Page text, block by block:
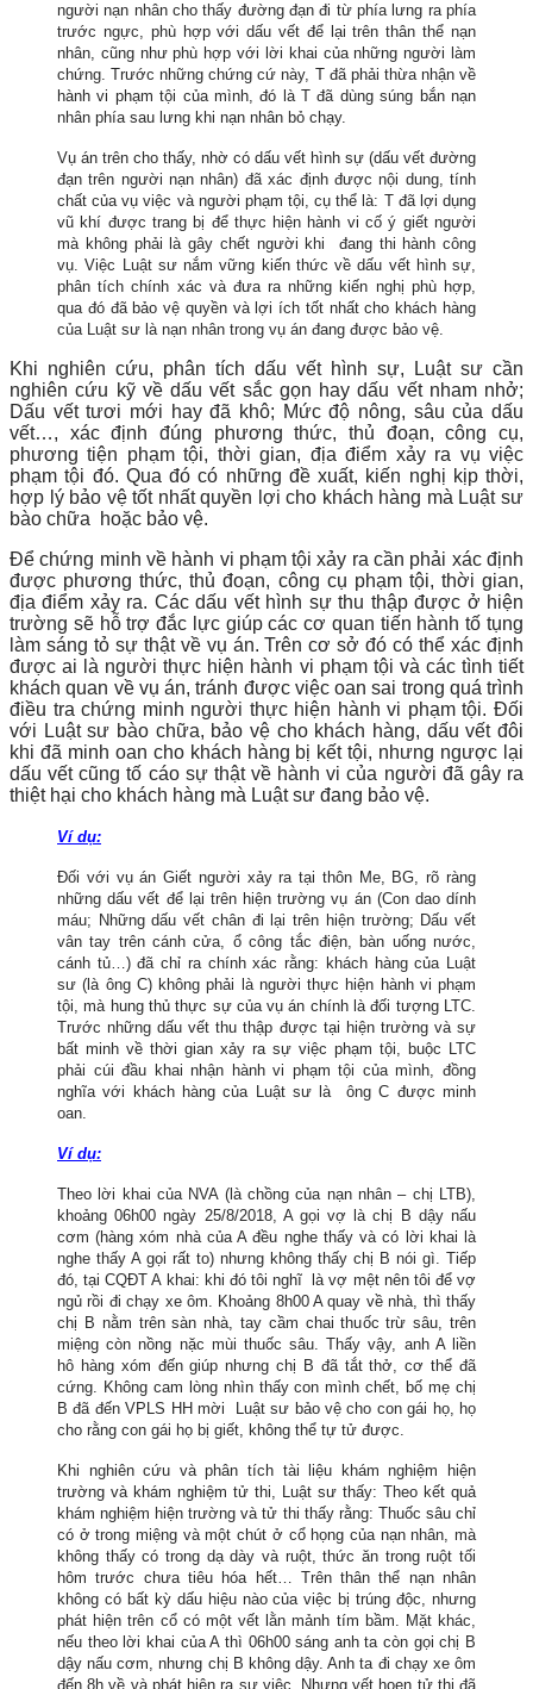
người nạn nhân cho thấy đường đạn đi từ phía lưng ra phía
trước ngực, phù hợp với dấu vết để lại trên thân thể nạn
nhân, cũng như phù hợp với lời khai của những người làm
chứng. Trước những chứng cứ này, T đã phải thừa nhận về
hành vi phạm tội của mình, đó là T đã dùng súng bắn nạn
nhân phía sau lưng khi nạn nhân bỏ chạy.
Vụ án trên cho thấy, nhờ có dấu vết hình sự (dấu vết đường
đạn trên người nạn nhân) đã xác định được nội dung, tính
chất của vụ việc và người phạm tội, cụ thể là: T đã lợi dụng
vũ khí được trang bị để thực hiện hành vi cố ý giết người
mà không phải là gây chết người khi đang thi hành công
vụ. Việc Luật sư nắm vững kiến thức về dấu vết hình sự,
phân tích chính xác và đưa ra những kiến nghị phù hợp,
qua đó đã bảo vệ quyền và lợi ích tốt nhất cho khách hàng
của Luật sư là nạn nhân trong vụ án đang được bảo vệ.
Khi nghiên cứu, phân tích dấu vết hình sự, Luật sư cần
nghiên cứu kỹ về dấu vết sắc gọn hay dấu vết nham nhở;
Dấu vết tươi mới hay đã khô; Mức độ nông, sâu của dấu
vết…, xác định đúng phương thức, thủ đoạn, công cụ,
phương tiện phạm tội, thời gian, địa điểm xảy ra vụ việc
phạm tội đó. Qua đó có những đề xuất, kiến nghị kịp thời,
hợp lý bảo vệ tốt nhất quyền lợi cho khách hàng mà Luật sư
bào chữa hoặc bảo vệ.
Để chứng minh về hành vi phạm tội xảy ra cần phải xác định
được phương thức, thủ đoạn, công cụ phạm tội, thời gian,
địa điểm xảy ra. Các dấu vết hình sự thu thập được ở hiện
trường sẽ hỗ trợ đắc lực giúp các cơ quan tiến hành tố tụng
làm sáng tỏ sự thật về vụ án. Trên cơ sở đó có thể xác định
được ai là người thực hiện hành vi phạm tội và các tình tiết
khách quan về vụ án, tránh được việc oan sai trong quá trình
điều tra chứng minh người thực hiện hành vi phạm tội. Đối
với Luật sư bào chữa, bảo vệ cho khách hàng, dấu vết đôi
khi đã minh oan cho khách hàng bị kết tội, nhưng ngược lại
dấu vết cũng tố cáo sự thật về hành vi của người đã gây ra
thiệt hại cho khách hàng mà Luật sư đang bảo vệ.
Ví dụ:
Đối với vụ án Giết người xảy ra tại thôn Me, BG, rõ ràng
những dấu vết để lại trên hiện trường vụ án (Con dao dính
máu; Những dấu vết chân đi lại trên hiện trường; Dấu vết
vân tay trên cánh cửa, ổ công tắc điện, bàn uống nước,
cánh tủ…) đã chỉ ra chính xác rằng: khách hàng của Luật
sư (là ông C) không phải là người thực hiện hành vi phạm
tội, mà hung thủ thực sự của vụ án chính là đối tượng LTC.
Trước những dấu vết thu thập được tại hiện trường và sự
bất minh về thời gian xảy ra sự việc phạm tội, buộc LTC
phải cúi đầu khai nhận hành vi phạm tội của mình, đồng
nghĩa với khách hàng của Luật sư là ông C được minh
oan.
Ví dụ:
Theo lời khai của NVA (là chồng của nạn nhân – chị LTB),
khoảng 06h00 ngày 25/8/2018, A gọi vợ là chị B dậy nấu
cơm (hàng xóm nhà của A đều nghe thấy và có lời khai là
nghe thấy A gọi rất to) nhưng không thấy chị B nói gì. Tiếp
đó, tại CQĐT A khai: khi đó tôi nghĩ là vợ mệt nên tôi để vợ
ngủ rồi đi chạy xe ôm. Khoảng 8h00 A quay về nhà, thì thấy
chị B nằm trên sàn nhà, tay cầm chai thuốc trừ sâu, trên
miệng còn nồng nặc mùi thuốc sâu. Thấy vậy, anh A liền
hô hàng xóm đến giúp nhưng chị B đã tắt thở, cơ thể đã
cứng. Không cam lòng nhìn thấy con mình chết, bố mẹ chị
B đã đến VPLS HH mời Luật sư bảo vệ cho con gái họ, họ
cho rằng con gái họ bị giết, không thể tự tử được.
Khi nghiên cứu và phân tích tài liệu khám nghiệm hiện
trường và khám nghiệm tử thi, Luật sư thấy: Theo kết quả
khám nghiệm hiện trường và tử thi thấy rằng: Thuốc sâu chỉ
có ở trong miệng và một chút ở cổ họng của nạn nhân, mà
không thấy có trong dạ dày và ruột, thức ăn trong ruột tối
hôm trước chưa tiêu hóa hết… Trên thân thể nạn nhân
không có bất kỳ dấu hiệu nào của việc bị trúng độc, nhưng
phát hiện trên cổ có một vết lằn mảnh tím bầm. Mặt khác,
nếu theo lời khai của A thì 06h00 sáng anh ta còn gọi chị B
dậy nấu cơm, nhưng chị B không dậy. Anh ta đi chạy xe ôm
đến 8h về và phát hiện ra sự việc. Nhưng vết hoen tử thi đã